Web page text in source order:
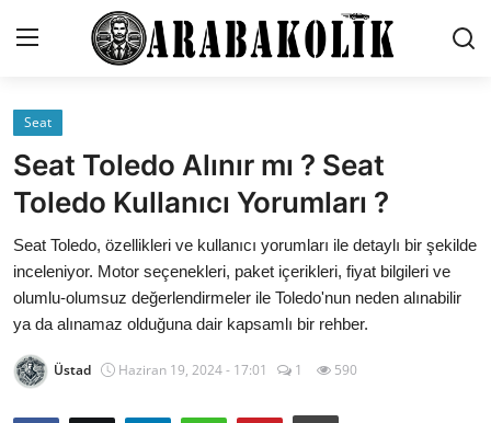
İletişim
Genel
Karşılaştırmalar
Testler
Markalar
Öneriler
Seat
Seat Toledo Alınır mı ? Seat
Toledo Kullanıcı Yorumları ?
Seat Toledo, özellikleri ve kullanıcı yorumları ile detaylı bir şekilde
inceleniyor. Motor seçenekleri, paket içerikleri, fiyat bilgileri ve
olumlu-olumsuz değerlendirmeler ile Toledo'nun neden alınabilir
ya da alınamaz olduğuna dair kapsamlı bir rehber.
Üstad Haziran 19, 2024 - 17:01 1 590